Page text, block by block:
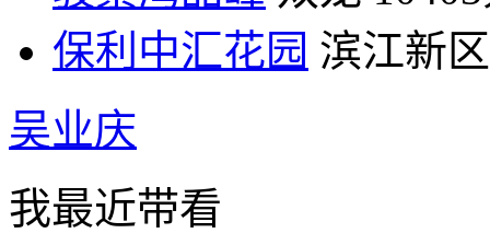
保利中汇花园 滨江新区
吴业庆
我最近带看